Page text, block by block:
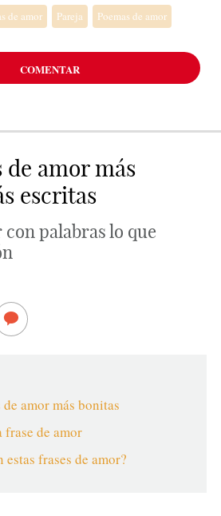
de amor Pareja Poemas de amor
COMENTAR
de amor más
escritas
palabras lo que
amor más bonitas
frase de amor
estas frases de amor?